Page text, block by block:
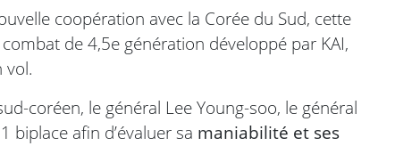
coopération avec la Corée du Sud, cette
de 4,5e génération développé par KAI,
vol.
coréen, le général Lee Young-soo, le général
biplace afin d’évaluer sa maniabilité et ses